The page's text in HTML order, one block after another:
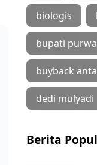
biologis
bupati
buyback
dedi mulyadi
Berita